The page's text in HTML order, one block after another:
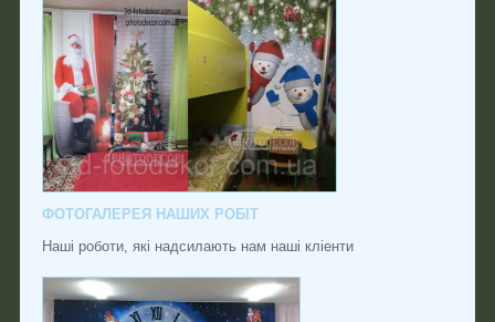
ФОТОГАЛЕРЕЯ НАШИХ РОБІТ
Наші роботи, які надсилають нам наші кліенти